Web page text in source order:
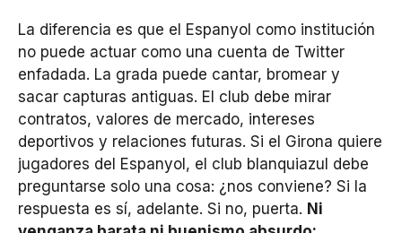
La diferencia es que el Espanyol como institución
no puede actuar como una cuenta de Twitter
enfadada. La grada puede cantar, bromear y
sacar capturas antiguas. El club debe mirar
contratos, valores de mercado, intereses
deportivos y relaciones futuras. Si el Girona quiere
jugadores del Espanyol, el club blanquiazul debe
preguntarse solo una cosa: ¿nos conviene? Si la
respuesta es sí, adelante. Si no, puerta. Ni